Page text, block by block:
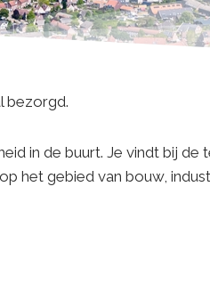
bezorgd.
in de buurt. Je vindt bij
het gebied van bouw,